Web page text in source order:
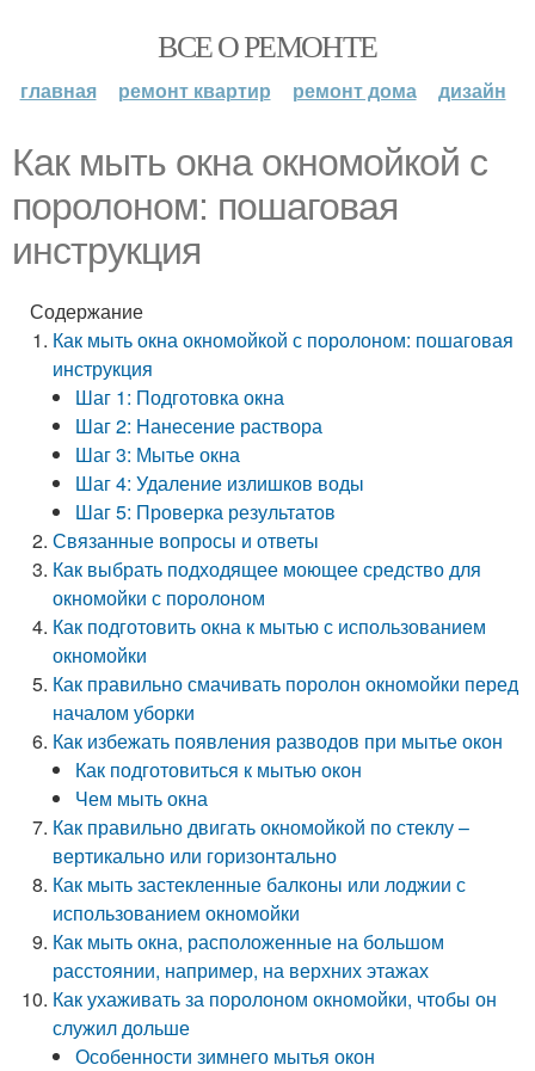
ВСЕ О РЕМОНТЕ
главная ремонт квартир ремонт дома дизайн
Как мыть окна окномойкой с
поролоном: пошаговая
инструкция
Содержание
Как мыть окна окномойкой с поролоном: пошаговая
инструкция
Шаг 1: Подготовка окна
Шаг 2: Нанесение раствора
Шаг 3: Мытье окна
Шаг 4: Удаление излишков воды
Шаг 5: Проверка результатов
Связанные вопросы и ответы
Как выбрать подходящее моющее средство для
окномойки с поролоном
Как подготовить окна к мытью с использованием
окномойки
Как правильно смачивать поролон окномойки перед
началом уборки
Как избежать появления разводов при мытье окон
Как подготовиться к мытью окон
Чем мыть окна
Как правильно двигать окномойкой по стеклу –
вертикально или горизонтально
Как мыть застекленные балконы или лоджии с
использованием окномойки
Как мыть окна, расположенные на большом
расстоянии, например, на верхних этажах
Как ухаживать за поролоном окномойки, чтобы он
служил дольше
Особенности зимнего мытья окон